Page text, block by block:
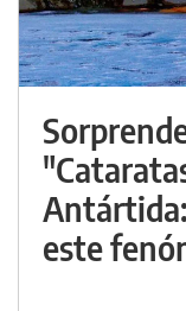
este